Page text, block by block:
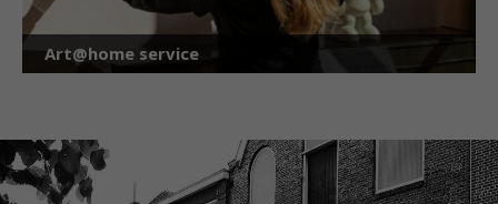
Art@home service